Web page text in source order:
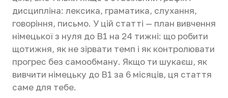
дисципліна: лексика, граматика, слухання,
говоріння, письмо. У цій статті — план вивчення
німецької з нуля до B1 на 24 тижні: що робити
щотижня, як не зірвати темп і як контролювати
прогрес без самообману. Якщо ти шукаєш, як
вивчити німецьку до B1 за 6 місяців, ця стаття
саме для тебе.